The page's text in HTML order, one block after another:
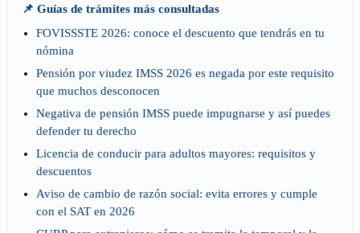
📌 Guías de trámites más consultadas
FOVISSSTE 2026: conoce el descuento que tendrás en tu
nómina
Pensión por viudez IMSS 2026 es negada por este requisito
que muchos desconocen
Negativa de pensión IMSS puede impugnarse y así puedes
defender tu derecho
Licencia de conducir para adultos mayores: requisitos y
descuentos
Aviso de cambio de razón social: evita errores y cumple
con el SAT en 2026